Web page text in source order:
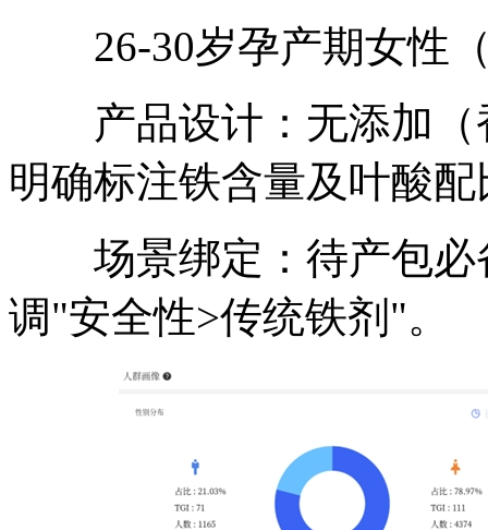
26-30岁孕产期女性（
产品设计：无添加（
明确标注铁含量及叶酸配
场景绑定：待产包必
调"安全性>传统铁剂"。